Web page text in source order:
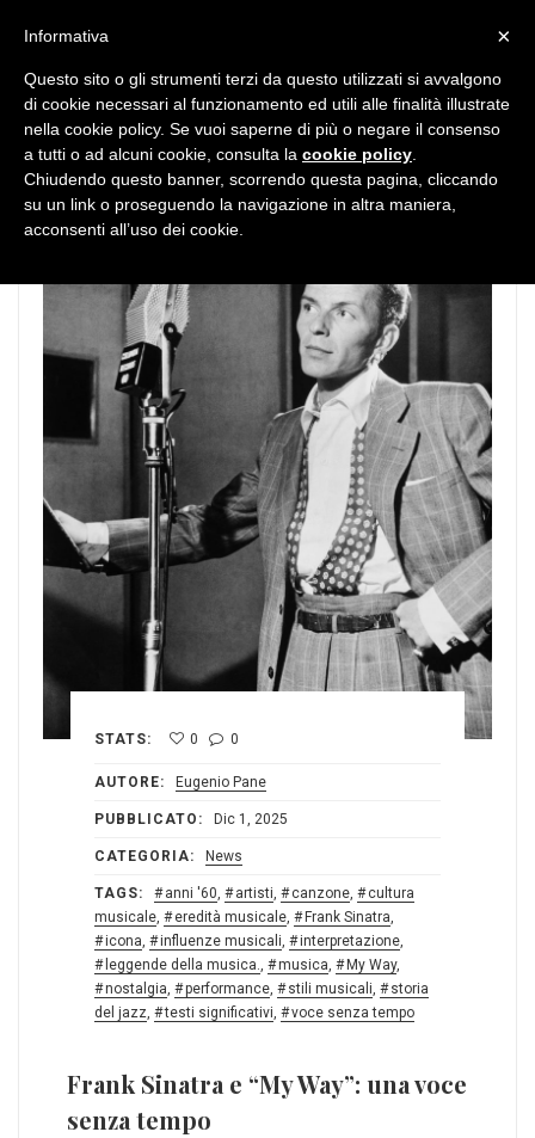
STATS: 0 0
AUTORE: Eugenio Pane
PUBBLICATO: Dic 1, 2025
CATEGORIA: News
TAGS: anni '60, artisti, canzone,
cultura
musicale, eredità musicale, Frank Sinatra,
icona, influenze musicali, interpretazione,
leggende della musica., musica, My Way,
nostalgia, performance, stili musicali,
storia
del jazz, testi significativi, voce senza tempo
Frank Sinatra e “My Way”: una voce
senza tempo
×
Informativa
Questo sito o gli strumenti terzi da questo utilizzati si avvalgono
di cookie necessari al funzionamento ed utili alle finalità illustrate
nella cookie policy. Se vuoi saperne di più o negare il consenso
a tutti o ad alcuni cookie, consulta la cookie policy
Chiudendo questo banner, scorrendo questa pagina, cliccando
su un link o proseguendo la navigazione in altra maniera,
acconsenti all’uso dei cookie.